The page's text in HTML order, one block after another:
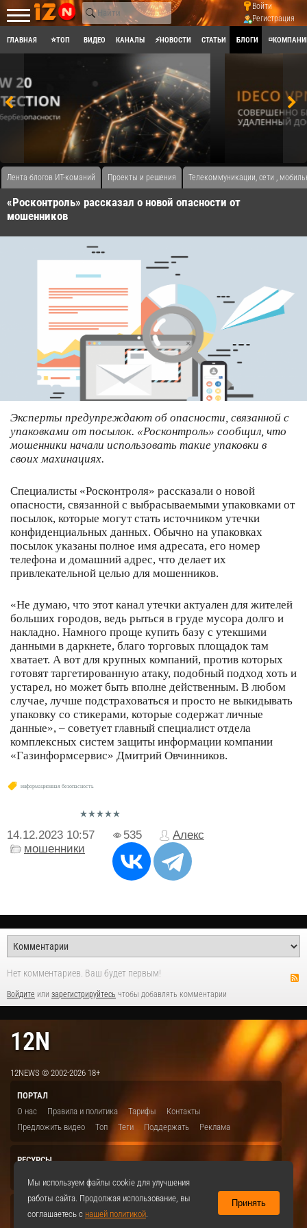
Войти
Регистрация
ГЛАВНАЯ ⭐ТОП ВИДЕО КАНАЛЫ ⚡НОВОСТИ СТАТЬИ БЛОГИ
Лента блогов ИТ-команий Проекты и решения Телекоммуникации, сети ,
«Росконтроль» рассказал о новой опасности от
мошенников
Эксперты предупреждают об опасности, связанной с
упаковками от посылок. «Росконтроль» сообщил, что
мошенники начали использовать такие упаковки в
своих махинациях.
Специалисты «Росконтроля» рассказали о новой
опасности, связанной с выбрасываемыми упаковками от
посылок, которые могут стать источником утечки
конфиденциальных данных. Обычно на упаковках
посылок указаны полное имя адресата, его номер
телефона и домашний адрес, что делает их
привлекательной целью для мошенников.
«Не думаю, что этот канал утечки актуален для жителей
больших городов, ведь рыться в груде мусора долго и
накладно. Намного проще купить базу с утекшими
данными в даркнете, благо торговых площадок там
хватает. А вот для крупных компаний, против которых
готовят таргетированную атаку, подобный подход хоть и
устарел, но может быть вполне действенным. В любом
случае, лучше подстраховаться и просто не выкидывать
упаковку со стикерами, которые содержат личные
данные», – советует главный специалист отдела
комплексных систем защиты информации компании
«Газинформсервис» Дмитрий Овчинников.
информационная безопасность
14.12.2023 10:57 535
Алекс
мошенники
Нет комментариев. Ваш будет первым!
Войдите или зарегистрируйтесь чтобы добавлять комментарии
12N
12NEWS © 2002-2026 18+
ПОРТАЛ
О нас
Правила и политика Тарифы
Контакты
Предложить видео
Топ Теги Поддержать Реклама
РЕСУРСЫ
Мы используем файлы cookie для улучшения
работы сайта. Продолжая использование, вы
соглашаетесь с нашей политикой.
Принять